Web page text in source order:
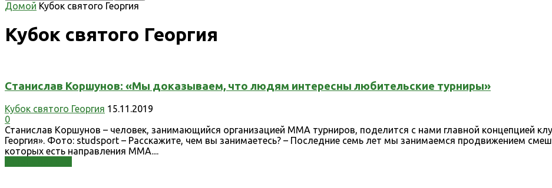
Домой Кубок святого Георгия
Кубок святого Георгия
Станислав Коршунов: «Мы доказываем, что людям интересны любительские турниры»
Кубок святого Георгия 15.11.2019
0
Станислав Коршунов – человек, занимающийся организацией ММА турниров, поделится с нами главной концепцией
Георгия». Фото: studsport – Расскажите, чем вы занимаетесь? – Последние семь лет мы занимаемся продвижением
которых есть направления ММА....